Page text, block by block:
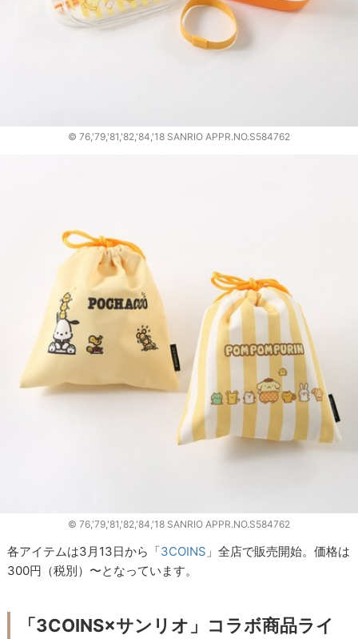
© 76,'79,'81,'82,'84,'18 SANRIO APPR.NO.S584762
© 76,'79,'81,'82,'84,'18 SANRIO APPR.NO.S584762
各アイテムは3月13日から「3COINS 」全店で販売開始。価格は
300円（税別）〜となっています。
「3COINS×サンリオ」コラボ商品ライ